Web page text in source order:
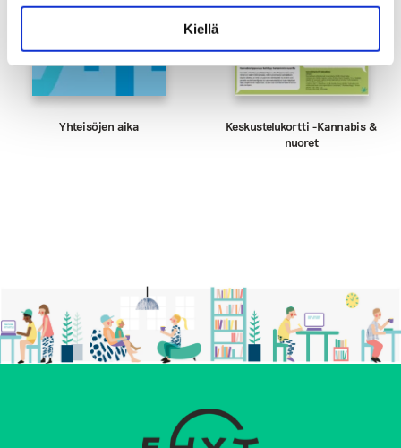
Kiellä
Yhteisöjen aika
Keskustelukortti -Kannabis &
nuoret